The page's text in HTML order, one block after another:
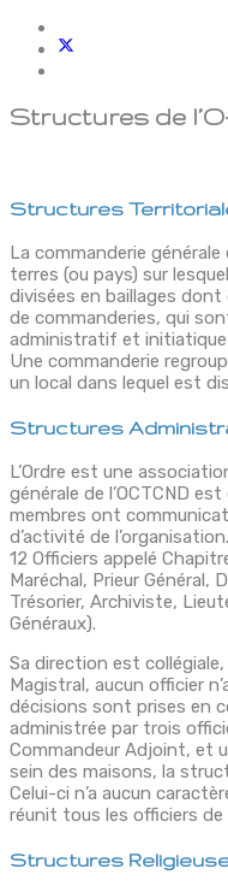
Structures de
Structures
La commanderie
terres (ou pays) sur
divisées en baillages
de commanderies, qui
administratif et initiatique
Une commanderie
un local dans lequel est
Structures
L’Ordre est une
générale de l’OCTCND
membres ont
d’activité de
12 Officiers appelé
Maréchal, Prieur
Trésorier, Archiviste,
Généraux).
Sa direction est collégiale,
Magistral, aucun officier
décisions sont prises en
administrée par trois
Commandeur Adjoint, et
sein des maisons, la
Celui-ci n’a aucun
réunit tous les officiers de
Structures